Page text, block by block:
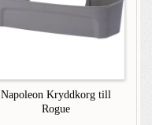
Napoleon Kryddkorg till
Rogue